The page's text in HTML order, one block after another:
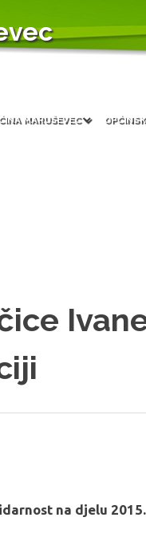
MARUŠEVEC
na djelu 2015.